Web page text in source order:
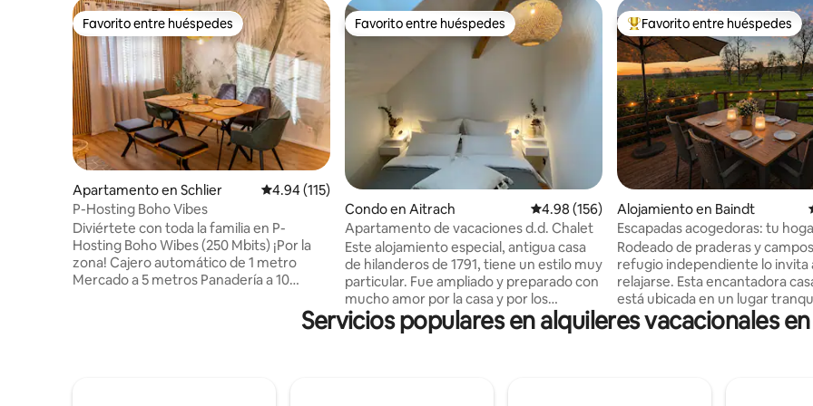
Favorito entre huéspedes
Favorito entre huéspedes
Apartamento en Schlier Calificación promedio: 4.94 de 5, 115 reseñas
4.94 (115)
P-Hosting Boho Vibes
Diviértete con toda la familia en P-
Hosting Boho Wibes (250 Mbits) ¡Por la
zona! Cajero automático de 1 metro
Mercado a 5 metros Panadería a 10
distancia Iglesia a 50 metros de distancia
Favorito entre huéspedes
Favorito entre huéspedes
Condo en Aitrach Calificación promedio: 4.98 de 5, 156 reseñas
4.98 (156)
Apartamento de vacaciones d.d. Chalet
Este alojamiento especial, antigua casa
de hilanderos de 1791, tiene un estilo muy
particular. Fue ampliado y preparado con
mucho amor por la casa y por los
huéspedes. Una gran sala de estar con
cocina abierta, un dormitorio, baño y
Favorito entre huéspedes
Favorito entre huéspedes
Alojamiento en Baindt
Escapadas acogedoras: tu
casa
Rodeado de praderas y
refugio independiente lo invita
relajarse. Esta encantadora
está ubicada en un lugar
afueras de un pueblo de la Alta
ofrece privacidad y vistas al
trabajo. Gracias al acceso
Servicios populares en alquileres vacacionales